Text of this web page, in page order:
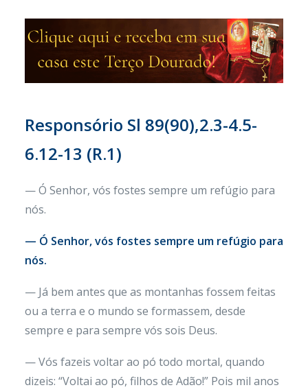
Responsório Sl 89(90),2.3-4.5-
6.12-13 (R.1)
— Ó Senhor, vós fostes sempre um refúgio para
nós.
— Ó Senhor, vós fostes sempre um refúgio para
nós.
— Já bem antes que as montanhas fossem feitas
ou a terra e o mundo se formassem, desde
sempre e para sempre vós sois Deus.
— Vós fazeis voltar ao pó todo mortal, quando
dizeis: “Voltai ao pó, filhos de Adão!” Pois mil anos